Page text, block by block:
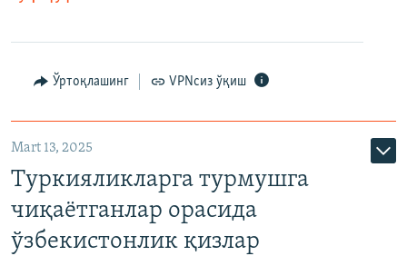
Ўртоқлашинг VPNсиз ўқиш
Mart 13, 2025
Туркияликларга турмушга
чиқаётганлар орасида
ўзбекистонлик қизлар